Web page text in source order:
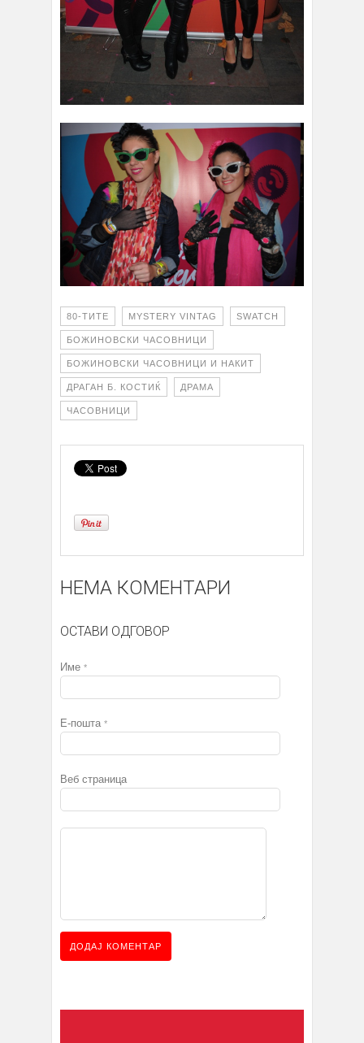
80-ТИТЕ MYSTERY VINTAG SWATCH
БОЖИНОВСКИ ЧАСОВНИЦИ
БОЖИНОВСКИ ЧАСОВНИЦИ И НАКИТ
ДРАГАН Б. КОСТИЌ ДРАМА
ЧАСОВНИЦИ
НЕМА КОМЕНТАРИ
ОСТАВИ ОДГОВОР
Име *
Е-пошта *
Веб страница